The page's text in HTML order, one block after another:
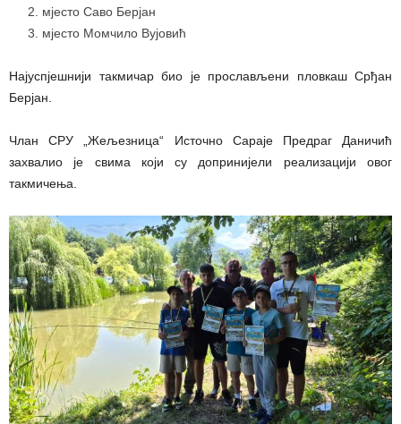
мјесто Саво Берјан
мјесто Момчило Вујовић
Најуспјешнији такмичар био је прослављени пловкаш Срђан
Берјан.
Члан СРУ „Жељезница“ Источно Сараје Предраг Даничић
захвалио је свима који су допринијели реализацији овог
такмичења.